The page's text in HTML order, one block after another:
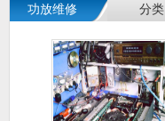
功放维修 分类